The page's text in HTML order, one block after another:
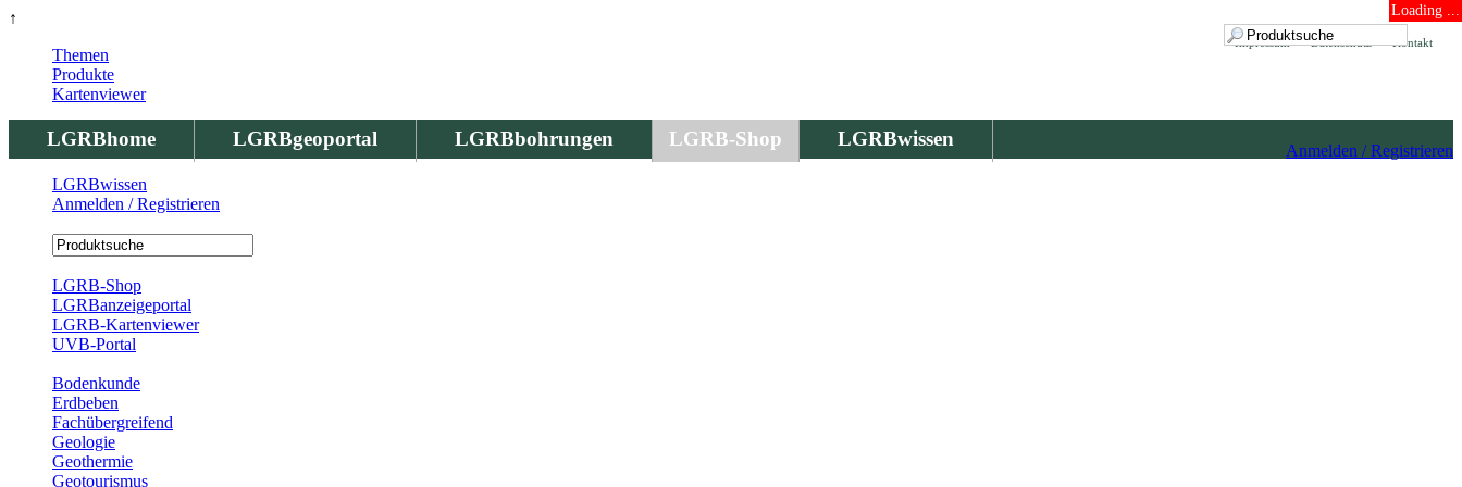
↑ Loading ...
Kontakt
Datenschutz
Impressum
LGRBhome LGRBgeoportal LGRBbohrungen LGRB-Shop LGRBwissen
Anmelden / Registrieren
Themen
Produkte
Kartenviewer
LGRBwissen
Anmelden / Registrieren
LGRB-Shop
LGRBanzeigeportal
LGRB-Kartenviewer
UVB-Portal
Bodenkunde
Erdbeben
Fachübergreifend
Geologie
Geothermie
Geotourismus